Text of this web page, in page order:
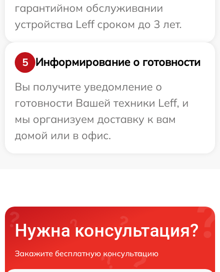
гарантийном обслуживании
устройства Leff сроком до 3 лет.
5
Информирование о готовности
Вы получите уведомление о
готовности Вашей техники Leff, и
мы организуем доставку к вам
домой или в офис.
Нужна консультация?
Закажите бесплатную консультацию